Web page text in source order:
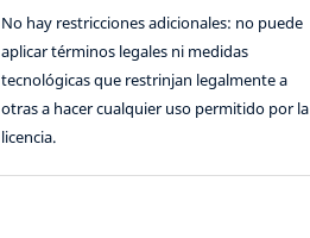
No hay restricciones adicionales: no puede
aplicar términos legales ni medidas
tecnológicas que restrinjan legalmente a
otras a hacer cualquier uso permitido por la
licencia.